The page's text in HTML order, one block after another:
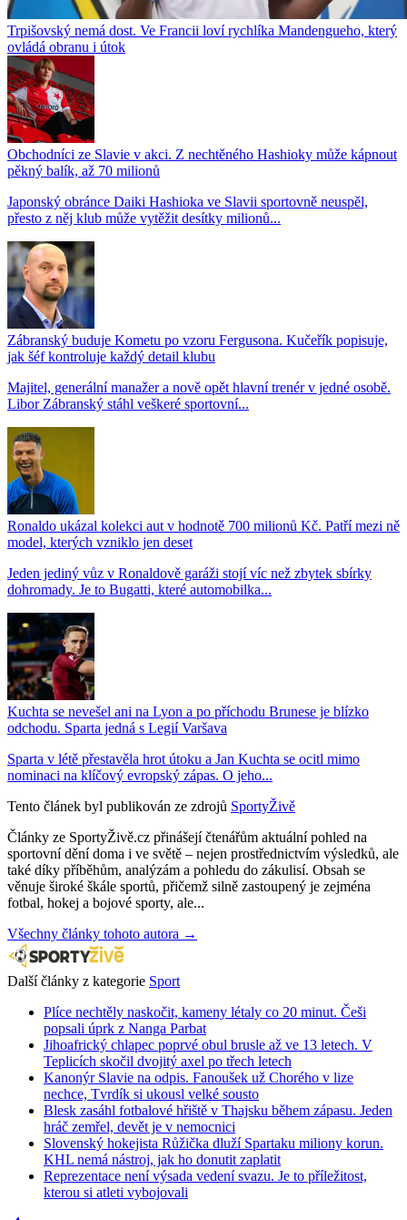
Trpišovský nemá dost. Ve Francii loví rychlíka Mandengueho, který
ovládá obranu i útok
Obchodníci ze Slavie v akci. Z nechtěného Hashioky může kápnout
pěkný balík, až 70 milionů
Japonský obránce Daiki Hashioka ve Slavii sportovně neuspěl,
přesto z něj klub může vytěžit desítky milionů...
Zábranský buduje Kometu po vzoru Fergusona. Kučeřík popisuje,
jak šéf kontroluje každý detail klubu
Majitel, generální manažer a nově opět hlavní trenér v jedné osobě.
Libor Zábranský stáhl veškeré sportovní...
Ronaldo ukázal kolekci aut v hodnotě 700 milionů Kč. Patří mezi ně
model, kterých vzniklo jen deset
Jeden jediný vůz v Ronaldově garáži stojí víc než zbytek sbírky
dohromady. Je to Bugatti, které automobilka...
Kuchta se nevešel ani na Lyon a po příchodu Brunese je blízko
odchodu. Sparta jedná s Legií Varšava
Sparta v létě přestavěla hrot útoku a Jan Kuchta se ocitl mimo
nominaci na klíčový evropský zápas. O jeho...
Tento článek byl publikován ze zdrojů SportyŽivě
Články ze SportyŽivě.cz přinášejí čtenářům aktuální pohled na
sportovní dění doma i ve světě – nejen prostřednictvím výsledků, ale
také díky příběhům, analýzám a pohledu do zákulisí. Obsah se
věnuje široké škále sportů, přičemž silně zastoupený je zejména
fotbal, hokej a bojové sporty, ale...
Všechny články tohoto autora →
Další články z kategorie Sport
Plíce nechtěly naskočit, kameny létaly co 20 minut. Češi
popsali úprk z Nanga Parbat
Jihoafrický chlapec poprvé obul brusle až ve 13 letech. V
Teplicích skočil dvojitý axel po třech letech
Kanonýr Slavie na odpis. Fanoušek už Chorého v lize
nechce, Tvrdík si ukousl velké sousto
Blesk zasáhl fotbalové hřiště v Thajsku během zápasu. Jeden
hráč zemřel, devět je v nemocnici
Slovenský hokejista Růžička dluží Spartaku miliony korun.
KHL nemá nástroj, jak ho donutit zaplatit
Reprezentace není výsada vedení svazu. Je to příležitost,
kterou si atleti vybojovali